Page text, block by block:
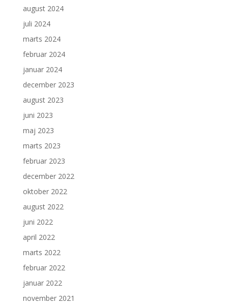
august 2024
juli 2024
marts 2024
februar 2024
januar 2024
december 2023
august 2023
juni 2023
maj 2023
marts 2023
februar 2023
december 2022
oktober 2022
august 2022
juni 2022
april 2022
marts 2022
februar 2022
januar 2022
november 2021